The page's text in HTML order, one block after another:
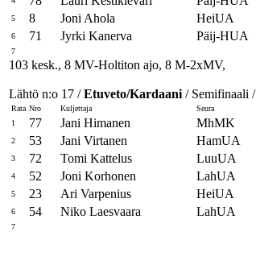
5 8 Joni Ahola HeiUA
6 71 Jyrki Kanerva Päij-HUA
7
103 kesk., 8 MV-Holtiton ajo, 8 M-2xMV,
Lähtö n:o 17 /Etuveto/Kardaani / Semifinaali /
Rata Nro Kuljettaja Seura
1
77 Jani Himanen MhMK
2 53 Jani Virtanen HamUA
3 72 Tomi Kattelus LuuUA
4 52 Joni Korhonen LahUA
5 23 Ari Varpenius HeiUA
6 54 Niko Laesvaara LahUA
7